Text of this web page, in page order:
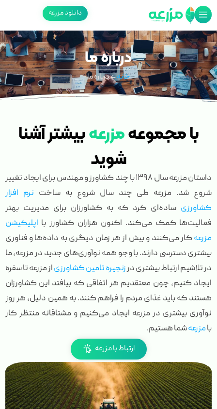
دانلود مزرعه
درباره ما
خانه درباره ما
با مجموعهمزرعهبیشتر آشنا
شوید
داستان مزرعه سال ۱۳۹۸ با چند کشاورز و مهندس برای ایجاد تغییر
شروع شد. مزرعه طی چند سال شروع به ساخت نرم افزار
کشاورزی ساده‌ای کرد که به کشاورزان برای مدیریت بهتر
فعالیت‌ها کمک می‌کند. اکنون هزاران کشاورز با اپلیکیشن
مزرعه کار می‌کنند و بیش از هر زمان دیگری به داده‌ها و فناوری
بیشتری دسترسی دارند. با وجو همه نوآوری‌های جدید در مزرعه، ما
در تلاشیم ارتباط بیشتری درزنجیره تامین کشاورزیاز مزرعه تا سفره
ایجاد کنیم، چون معتقدیم هر اتفاقی که بیافتد این کشاورزان
هستند که باید غذای مردم را فراهم کنند. به همین دلیل، هر روز
نوآوری بیشتری در مزرعه ایجاد می‌کنیم و مشتاقانه منتظر کار
بامزرعهشما هستیم.
ارتباط با مزرعه